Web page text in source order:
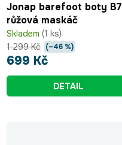
Jonap barefoot boty B7
růžová maskáč
Skladem (1 ks)
699 Kč
1 299 Kč (–46 %)
DETAIL